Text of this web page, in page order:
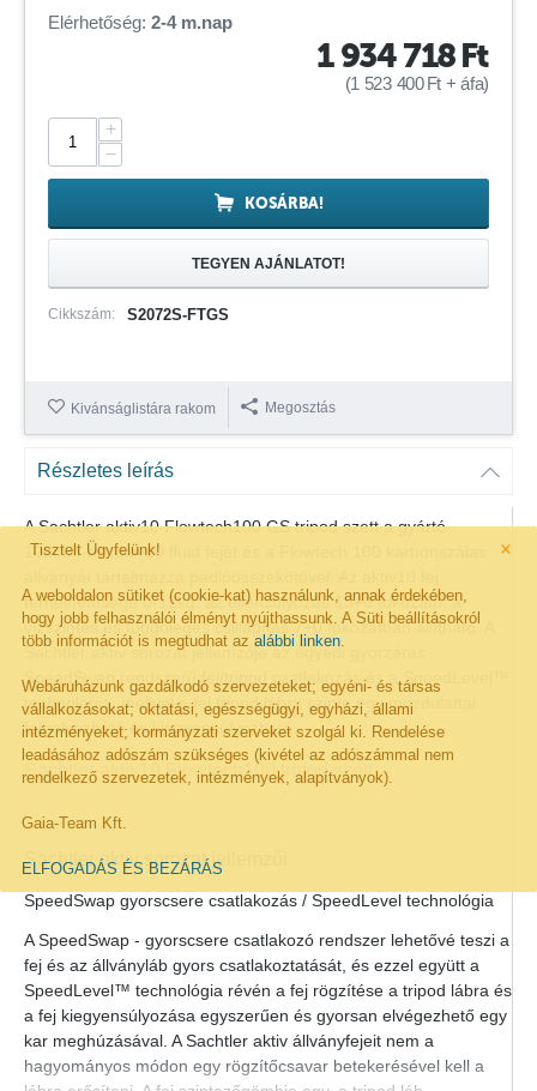
×
Tisztelt Ügyfelünk!
A weboldalon sütiket (cookie-kat) használunk, annak érdekében,
hogy jobb felhasználói élményt nyújthassunk. A Süti beállításokról
több információt is megtudhat az alábbi linken
Webáruházunk gazdálkodó szervezeteket; egyéni- és társas
vállalkozásokat; oktatási, egészségügyi, egyházi, állami
intézményeket; kormányzati szerveket szolgál ki. Rendelése
leadásához adószám szükséges (kivétel az adószámmal nem
rendelkező szervezetek, intézmények, alapítványok).
Gaia-Team Kft.
ELFOGADÁS ÉS BEZÁRÁS
Elérhetőség: 2-4 m.nap
1 934 718Ft
(1 523 400Ft + áfa)
+
−
KOSÁRBA!
TEGYEN AJÁNLATOT!
Cikkszám: S2072S-FTGS
Kivánságlistára rakom Megosztás
Részletes leírás
A Sachtler aktiv10 Flowtech100 GS tripod szett a gyártó
100mm-es aktiv10 fluid fejét és a Flowtech 100 karbonszálas
terhelhetősége 0-12kg, az ellensúlyozás 15+0 fokozatú, a
vízszintes és függőleges csillapítás 7+0 fokozatban állítható. A
Sachtler aktiv sorozat jellemzője az egyedi gyorzáras
SpeedSwap rendszerű fej/tripod csatlakozás és a SpeedLevel™
technológia, mellyel a fej tripod lábra szinte egy mozdulattal
felhelyezhető és kiegyensúlyozható.
Sachtler aktiv10 Flowtech100 tripod szett
Minimális magasság: 23cm
Szállítási hossz: 87cm
Fe/tripod csatlakozás: 100mm szintezőcsésze SpeedSwap
mechanizmussal SpeedLevel rögzítő/szintező technológiával
Sachtler aktiv10 fluid fej jellemzők
Sachtler aktiv sorozat jellemzői
SpeedSwap gyorscsere csatlakozás / SpeedLevel technológia
A SpeedSwap - gyorscsere csatlakozó rendszer lehetővé teszi a
fej és az állványláb gyors csatlakoztatását, és ezzel együtt a
SpeedLevel™ technológia révén a fej rögzítése a tripod lábra és
a fej kiegyensúlyozása egyszerűen és gyorsan elvégezhető egy
kar meghúzásával. A Sachtler aktiv állványfejeit nem a
hagyományos módon egy rögzítőcsavar betekerésével kell a